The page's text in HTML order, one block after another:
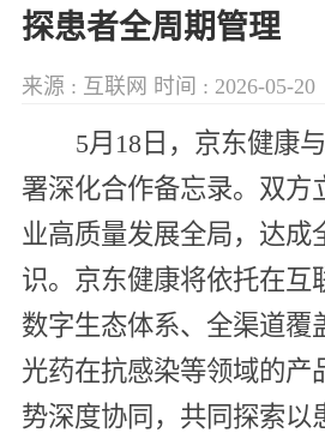
探患者全周期管理
来源 : 互联网 时间 : 2026-05-20
5月18日，京东健康
署深化合作备忘录。双方
业高质量发展全局，达成
识。京东健康将依托在互
数字生态体系、全渠道覆
光药在抗感染等领域的产
势深度协同，共同探索以